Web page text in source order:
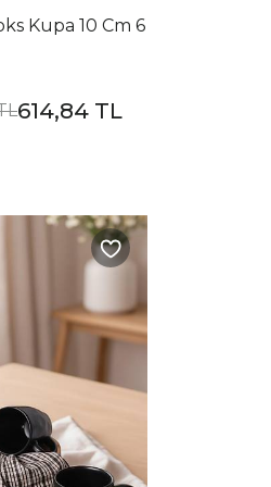
Kupa 10 Cm 6
614,84 TL